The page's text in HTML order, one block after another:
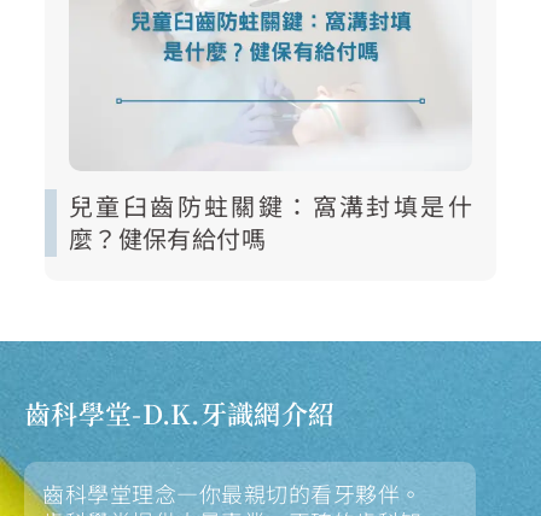
兒童臼齒防蛀關鍵：窩溝封填是什
麼？健保有給付嗎
齒科學堂-D.K.牙識網介紹
齒科學堂理念—你最親切的看牙夥伴。